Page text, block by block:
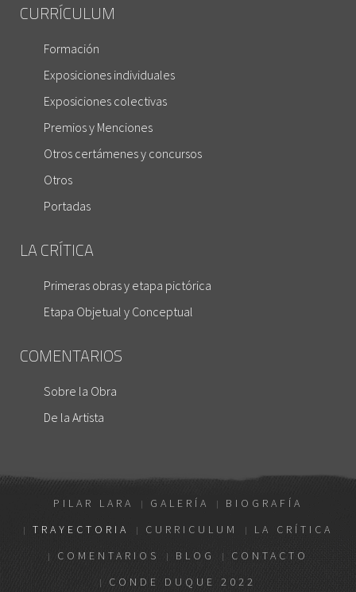
CURRÍCULUM
Formación
Exposiciones individuales
Exposiciones colectivas
Premios y Menciones
Otros certámenes y concursos
Otros
Portadas
LA CRÍTICA
Primeras obras y etapa pictórica
Etapa Objetual y Conceptual
COMENTARIOS
Sobre la Obra
De la Artista
PILAR LARA GALERÍA
BIOGRAFÍA
TRAYECTORIA
CURRICULUM
LA CRÍTICA
COMENTARIOS
BLOG
CONTACTO
CONDE DUQUE 2022